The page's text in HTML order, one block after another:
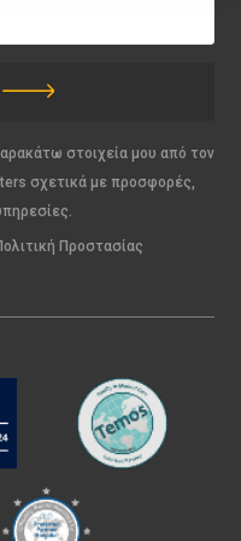
στοιχεία μου από τον
σχετικά με προσφορές,
Προστασίας